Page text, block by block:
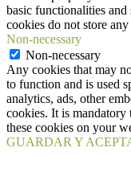
basic functionalities and
cookies do not store
Non-necessary
Non-necessary
Any cookies that may
to function and is used
analytics, ads, other
cookies. It is mandatory
these cookies on your
GUARDAR Y